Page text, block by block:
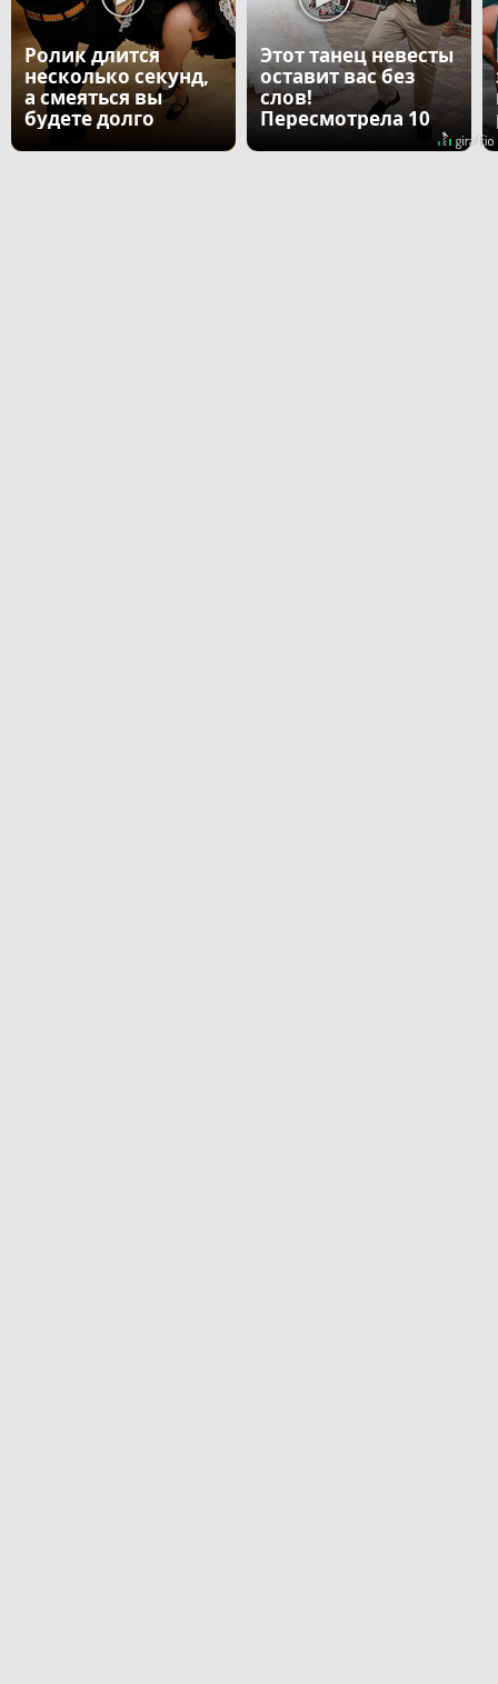
Ролик длится
несколько секунд,
а смеяться вы
будете долго
Этот танец невесты
оставит вас без
слов!
Пересмотрела 10